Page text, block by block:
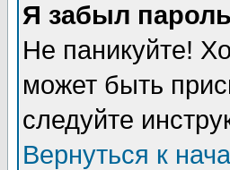
Я забыл
Не паникуйте!
может быть
следуйте
Вернуться к